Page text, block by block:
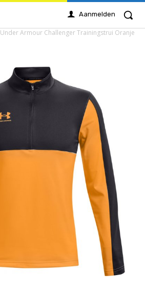
Aanmelden
Under Armour Challenger Trainingstrui Oranje